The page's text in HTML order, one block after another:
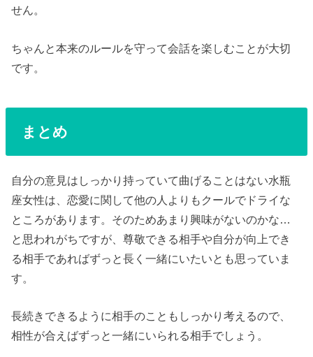
せん。
ちゃんと本来のルールを守って会話を楽しむことが大切
です。
まとめ
自分の意見はしっかり持っていて曲げることはない水瓶
座女性は、恋愛に関して他の人よりもクールでドライな
ところがあります。そのためあまり興味がないのかな…
と思われがちですが、尊敬できる相手や自分が向上でき
る相手であればずっと長く一緒にいたいとも思っていま
す。
長続きできるように相手のこともしっかり考えるので、
相性が合えばずっと一緒にいられる相手でしょう。